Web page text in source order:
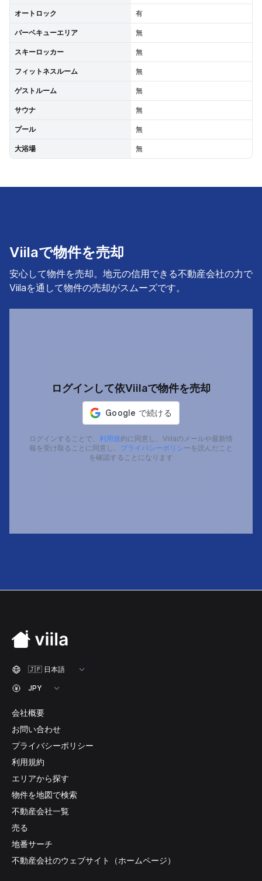
オートロック 有
バーベキューエリア 無
スキーロッカー 無
フィットネスルーム 無
ゲストルーム 無
サウナ 無
プール 無
大浴場 無
Viilaで物件を売却
安心して物件を売却。地元の信用できる不動産会社の力で
Viilaを通して物件の売却がスムーズです。
ログインして依Viilaで物件を売却
ログインすることで、 利用規約に同意し、Viilaのメールや最新情
報を受け取ることに同意し、 プライバシーポリシーを読んだこと
を確認することになります
会社概要
お問い合わせ
プライバシーポリシー
利用規約
エリアから探す
物件を地図で検索
不動産会社一覧
売る
地番サーチ
不動産会社のウェブサイト（ホームページ）